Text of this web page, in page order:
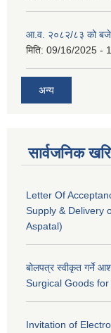
आ.व. २०८२/८३ को
मिति: 09/16/2025 -
अन्य
सार्वजनिक
Letter Of
Supply & Delivery
Aspatal)
बोलपत्र स्वीकृत गर्ने
Surgical Goods
Invitation of